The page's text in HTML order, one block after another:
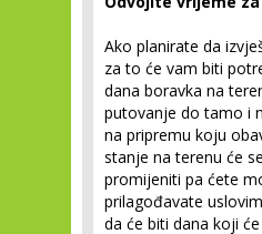
Ako planirate da
za to će vam biti
dana boravka na
putovanje do tamo i
na pripremu koju
stanje na terenu će
promijeniti pa ćete
prilagođavate
da će biti dana koji